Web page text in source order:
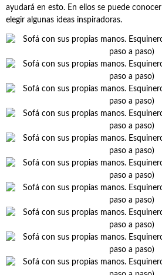
ayudará en esto. En ellos se puede
elegir algunas ideas inspiradoras.